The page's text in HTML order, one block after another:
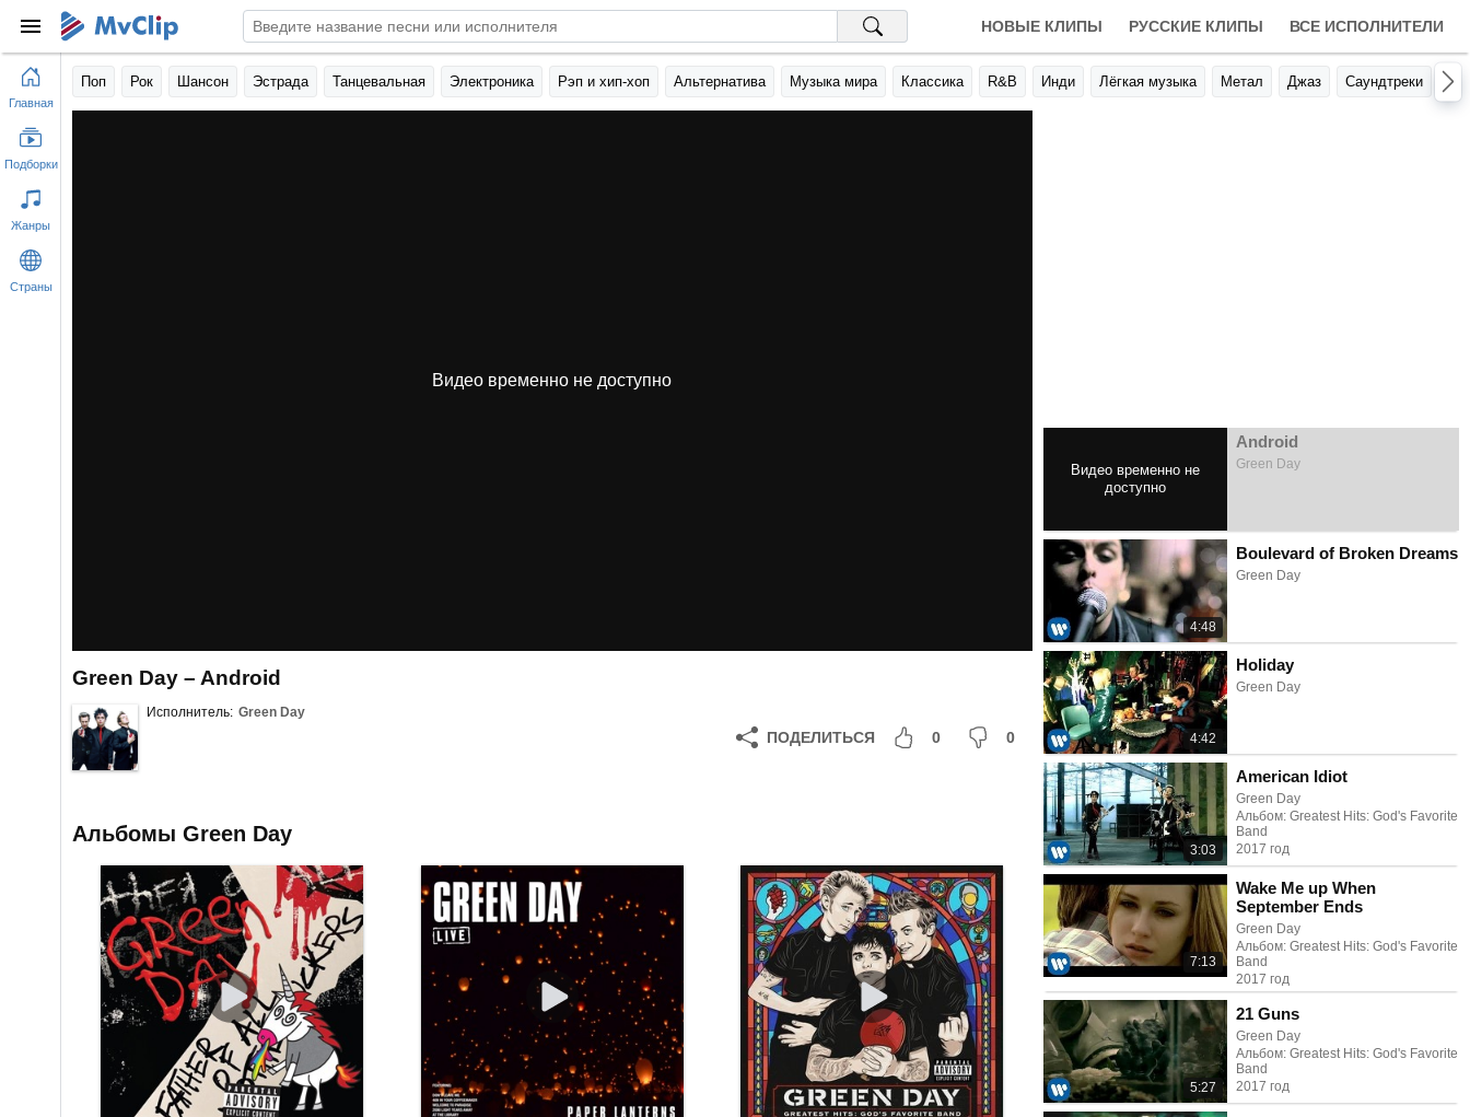
НОВЫЕ КЛИПЫ РУССКИЕ КЛИПЫ ВСЕ ИСПОЛНИТЕЛИ
Поп Рок Шансон Эстрада Танцевальная Электроника Рэп и хип-хоп Альтернатива Музыка мира Классика R&B Инди Лёгкая музыка Метал Джаз Саундтреки
Видео временно не доступно
Green Day – Android
Исполнитель: Green Day
ПОДЕЛИТЬСЯ 0 0
Android
Green Day
4:48
Boulevard of Broken Dreams
Green Day
4:42
Holiday
Green Day
3:03
American Idiot
Green Day
Альбом: Greatest Hits: God's Favorite
Band
2017 год
7:13
Wake Me up When
September Ends
Green Day
Альбом: Greatest Hits: God's Favorite
Band
2017 год
5:27
21 Guns
Green Day
Альбом: Greatest Hits: God's Favorite
Band
2017 год
Альбомы Green Day
Главная
Подборки
Жанры
Страны